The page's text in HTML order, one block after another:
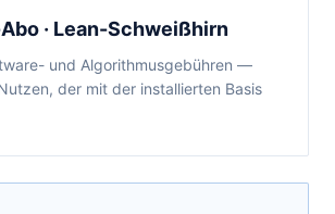
· Lean-Schweißhirn
und Algorithmusgebühren —
der mit der installierten Basis